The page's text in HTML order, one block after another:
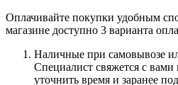
Оплачивайте покупки удобным
магазине доступно 3 варианта
Наличные при самовывозе
Специалист свяжется с вами
уточнить время и заранее